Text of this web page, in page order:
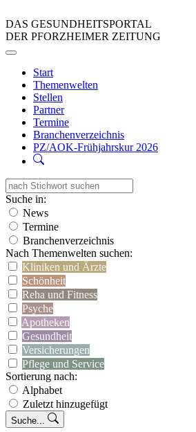
DAS GESUNDHEITSPORTAL
DER PFORZHEIMER ZEITUNG
Start
Themenwelten
Stellen
Partner
Termine
Branchenverzeichnis
PZ/AOK-Frühjahrskur 2026
Suche in:
News
Termine
Branchenverzeichnis
Nach Themenwelten suchen:
Kliniken und Ärzte
Schönheit
Reha und Fitness
Psyche
Apotheken
Gesundheit
Versicherungen
Pflege und Service
Sortierung nach:
Alphabet
Zuletzt hinzugefügt
Suche...